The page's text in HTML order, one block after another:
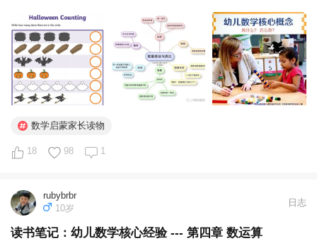
迎热衷于进行0-6岁娃家庭早教启蒙的各位宝爸宝妈的加入，可
加我微信号：rubybrbr 进群，暗号：小花生。...
数学启蒙家长读物
18 98 1
rubybrbr
10岁
日志
读书笔记：幼儿数学核心经验 --- 第四章 数运算